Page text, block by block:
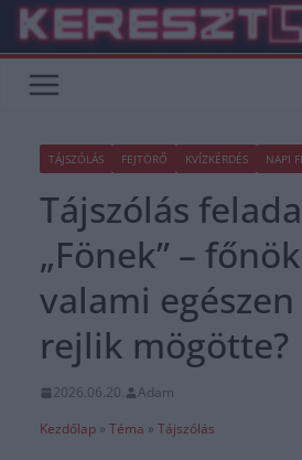
Skip
content
TÁJSZÓLÁS FEJTÖRŐ KVÍZKÉRDÉS NAPI
Tájszólás
„Fönek” –
valami
rejlik mögötte?
2026.06.20.
Adam
Kezdőlap » Téma » Tájszólás